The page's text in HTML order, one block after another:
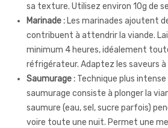
sa texture. Utilisez environ 10g de
Marinade : Les marinades ajoutent
contribuent à attendrir la viande.
minimum 4 heures, idéalement
réfrigérateur. Adaptez les saveurs à
Saumurage : Technique plus
saumurage consiste à plonger la
saumure (eau, sel, sucre parfois)
voire toute une nuit. Permet une